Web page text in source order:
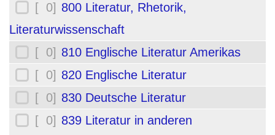
[ 0] 800 Literatur, Rhetorik,
Literaturwissenschaft
[ 0] 810 Englische Literatur Amerikas
[ 0] 820 Englische Literatur
[ 0] 830 Deutsche Literatur
[ 0] 839 Literatur in anderen